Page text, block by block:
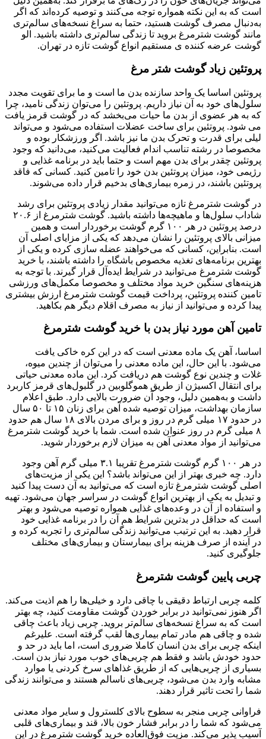
است که به این نکته همواره توجه می‌کنند و توصیه کرده‌اند که اگر
به‌دنبال مصرف گوشت هستید، حتما به سراغ نسخه‌های سالم‌تری
مانند گوشت شترمرغ بروید تا زندگی سالم‌تری داشته باشید. الو
گوشت عرضه کننده ی مستقیم انواع گوشت تازه در تهران.
پروتئین زیاد گوشت شتر مرغ
پروتئین اساسا یک واحد سازنده بدن ما است و ما برای تقویت مجدد
سلول‌های خود به آن نیاز داریم. پروتئین را می‌توان زندگی نامید، چرا
که به هر عضوی از بدن ما حیات می‌بخشد که در گوشت قرمز یافت
می شود. پروتئین برای ساخت عضلات استفاده می‌شود و می‌تواند
لیلی برای قدرت و تحرک بدن ما نیز باشد. اگر ورزشکار بوده و
مخصوصا در رشته تناسب اندام فعالیت می‌کنید، می‌دانید که وجود
پروتئین چقدر برای بدن مهم است و حتما باید در برنامه غذایی و
رژیمی خود، میزان پروتئین بدن خود را تامین کنید. کسانی که فاقد
پروتئین باشند، در زمره بیماری‌های بدخیم قرار داده می‌شوند.
در گوشت شترمرغ تازه می‌توانید مقدار زیادی پروتئین برای رشد
شاداب سلول‌ها و ماهیچه‌ها داشته باشید. گوشت شترمرغ از ۲۰.۶
درصد پروتئین در هر ۱۰۰ گرم گوشت برخوردار است و همین
میزانی بالای پروتئین را نشان می‌دهد که یکی از مزایای اصلی آن
است. بنابراین، کسانی که می‌خواهند عضله سازی کرده و یکی از
بهترین برنامه‌های تغذیه مخصوص باشگاه را داشته باشند، با خرید
گوشت شترمرغ می‌توانید در شرایط ایده‌آل قرار گیرند. با توجه به
هزینه‌های سنگین خرید مواد مختلف و مخصوصا مکمل‌های ورزشی
تامین کننده پروتئین، پرداخت قیمت گوشت شترمرغ ارزش بیشتری
پیدا کرده و می‌توانید از نیاز به مصرف اقلام دیگر هم بکاهید.
تامین آهن مورد نیاز بدن با خرید گوشت شترمرغ
اساسا، آهن یک ماده معدنی است که در این کره خاکی یافت
می‌شود. با این حال، این ماده معدنی را می‌توان از چندین میوه،
غلات و چندین نوع گوشت هم دریافت کرد. این ماده معدنی حیاتی
برای انتقال اکسیژن از طریق هموگلوبین در گلبول‌های قرمز کاربرد
داشت و به‌همین دلیل، وجود آن ضرورت بالایی دارد. طبق اعلام
سازمان بهداشت، میزان توصیه شده آهن برای زنان ۱۵ تا ۵۰ سال
در حدود ۱۷ میلی‌ گرم در روز و برای مردن بالای ۱۸ سال هم حدود
۸ میلی گرم در روز عنوان شده است. شما با خرید گوشت شترمرغ
می‌توانید از مواد معدنی آهن به میزان لازم برخوردار شوید.
در هر ۱۰۰ گرم گوشت شترمرغ تقریبا ۳.۱ میلی گرم آهن وجود
دارد. چه خبری بهتر از این می‌تواند باشد؟ این یکی از مزیت‌های
اصلی گوشت شترمرغ تازه است که می‌توانید به آن دست پیدا کنید
و تبدیل به یکی از بهترین انواع گوشت در سراسر جهان می‌شود. تهیه
و استفاده از آن در وعده‌های غذایی همواره توصیه می‌شود و بهتر
است که حداقل در بدترین شرایط هم آن را در برنامه غذایی خود
قرار دهید. به این ترتیب می‌توانید زندگی سالم‌تری را تجربه کرده و
در آینده از صرف هزینه برای بیمارستان و بیماری‌های مختلف
جلوگیری کنید.
چربی پایین گوشت شترمرغ
کلمه چربی ارتباط دقیقی با چاقی دارد و خیلی‌ها را هم اذیت می‌کند.
اگر هنوز نمی‌توانید در برابر خوردن گوشت مقاومت کنید، چه بهتر
است که به سراغ نسخه‌های سالم‌تر بروید. چربی زیاد باعث چاقی
شده و چاقی هم مادر تمام بیماری‌ها لقب گرفته است. علیرغم
اینکه چربی برای بدن انسان کاملا ضروری است، اما باید در حد و
حدود خودش باشد و فقط هم چربی‌های خوب مورد نیاز بدن است.
بسیاری از چربی‌هایی که از طریق غذاهای سرخ کردنی یا موارد
مشابه وارد بدن می‌شود، چربی‌های ناسالم هستند و می‌توانند زندگی
شما را تحت تاثیر قرار دهند.
فراوانی چربی منجر به سطوح بالای کلسترول و سایر مواد معدنی
می‌شود که شما را در برابر فشار خون بالا، قند و بیماری‌های قلبی
آسیب پذیر می‌کند. مزیت فوق‌العاده خرید گوشت شترمرغ در این